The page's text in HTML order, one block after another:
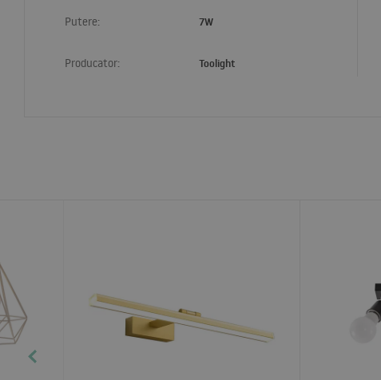
Putere:
7W
Producator: Toolight